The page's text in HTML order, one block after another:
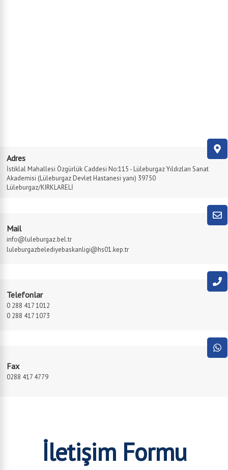
Adres
İstiklal Mahallesi Özgürlük Caddesi No:115 - Lüleburgaz Yıldızları Sanat
Akademisi (Lüleburgaz Devlet Hastanesi yanı) 39750
Lüleburgaz/KIRKLARELİ
Mail
info@luleburgaz.bel.tr
luleburgazbelediyebaskanligi@hs01.kep.tr
Telefonlar
0 288 417 1012
0 288 417 1073
Fax
0288 417 4779
İletişim Formu